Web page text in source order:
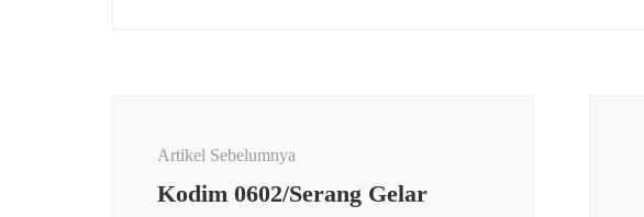
Artikel Sebelumnya
Kodim 0602/Serang Gelar